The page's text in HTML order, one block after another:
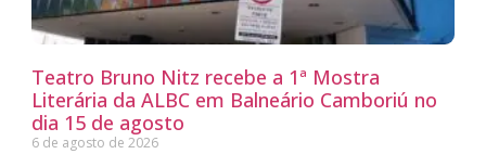
Teatro Bruno Nitz recebe a 1ª Mostra
Literária da ALBC em Balneário Camboriú no
dia 15 de agosto
6 de agosto de 2026